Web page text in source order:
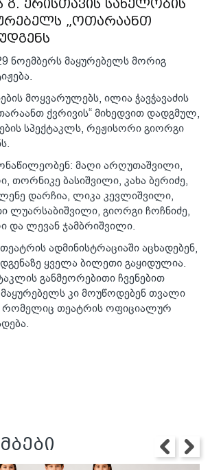
გ. ერისთავის სახელობის
„ოთარაანთ
ნოემბერს მაყურებელს მორიგ
მოყვარულებს, ილია ჭავჭავაძის
ქვრივის“ მიხედვით დადგმულ,
სპექტაკლს, რეჟისორი გიორგი
მაღი არღუთაშვილი,
თორნიკე ბასიშვილი, კახა ბერიძე,
დარჩია, ლიკა კევლიშვილი,
ლუარსაბიშვილი, გიორგი ჩოჩნიძე,
და ლევან ჯამბრიშვილი.
ადმინისტრაციაში აცხადებენ,
ყველა ბილეთი გაყიდულია.
განმეორებითი ჩვენებით
კი მოუწოდებენ თვალი
რომელიც თეატრის ოფიციალურ